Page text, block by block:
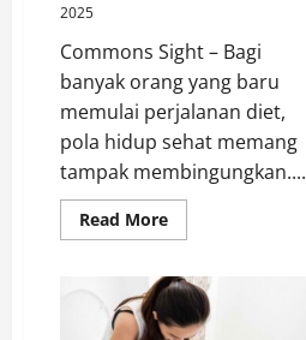
2025
Commons Sight – Bagi
banyak orang yang baru
memulai perjalanan diet,
pola hidup sehat memang
tampak membingungkan....
Read MoreRead
more
Hitung
Kalori
Lebih
Gampang